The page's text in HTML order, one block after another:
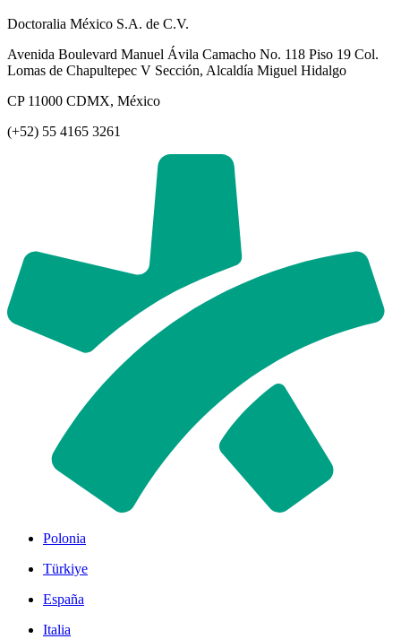
Doctoralia México S.A. de C.V.
Avenida Boulevard Manuel Ávila Camacho No. 118 Piso 19 Col.
Lomas de Chapultepec V Sección, Alcaldía Miguel Hidalgo
CP 11000 CDMX, México
(+52) 55 4165 3261
Polonia
Türkiye
España
Italia